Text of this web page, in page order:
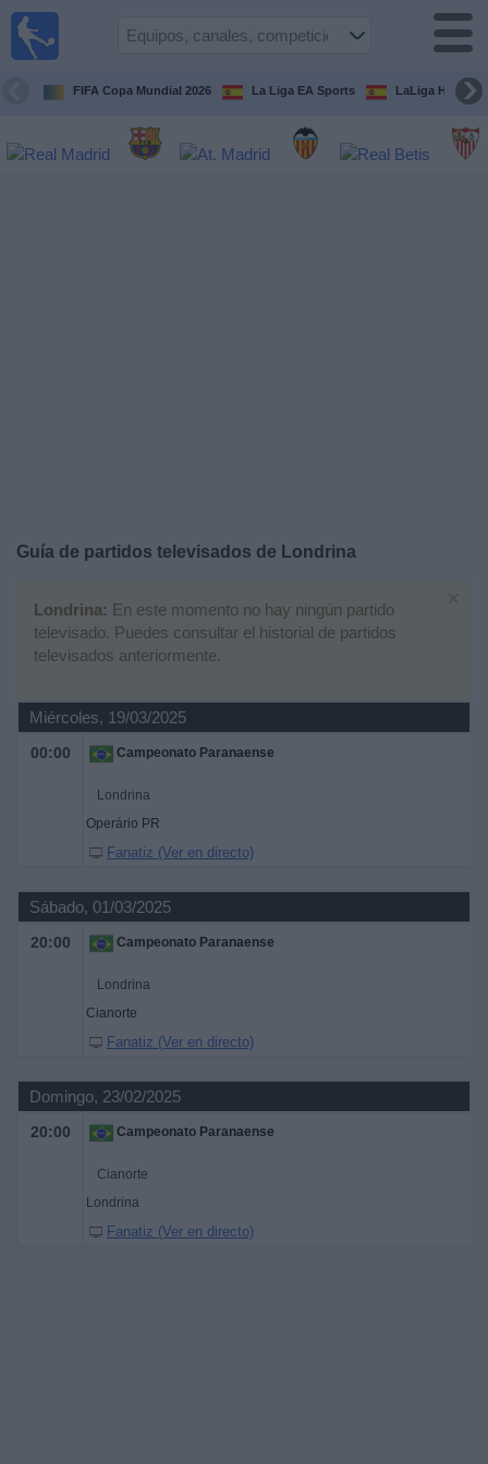
FIFA Copa Mundial 2026 La Liga EA Sports LaLiga
Guía de partidos televisados de Londrina
Londrina: En este momento no hay ningún partido
televisado. Puedes consultar el historial de partidos
televisados anteriormente.
Miércoles, 19/03/2025
00:00 Campeonato Paranaense
Londrina
Operário PR
Fanatiz (Ver en directo)
Sábado, 01/03/2025
20:00 Campeonato Paranaense
Londrina
Cianorte
Fanatiz (Ver en directo)
Domingo, 23/02/2025
20:00 Campeonato Paranaense
Cianorte
Londrina
Fanatiz (Ver en directo)
Guía de
Televisados
Noticias
Widget